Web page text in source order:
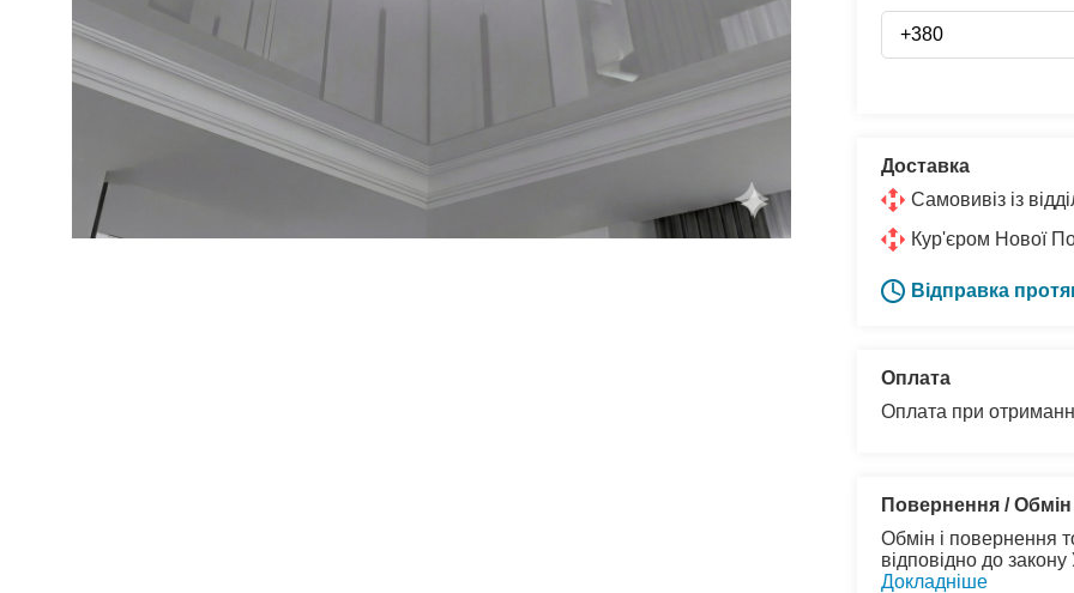
Доставка
Самовивіз із
Кур'єром Нової
Відправка
Оплата
Оплата при
Повернення / Обмін
Обмін і повернення
відповідно до
Докладніше